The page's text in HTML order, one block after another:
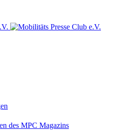
des MPC Magazins